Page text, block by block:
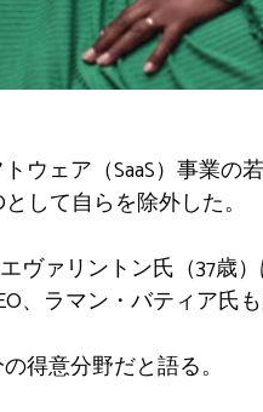
ウェア（SaaS）事業の
して自らを除外した。
ヴァリントン氏（37歳
、ラマン・バティア氏も
得意分野だと語る。